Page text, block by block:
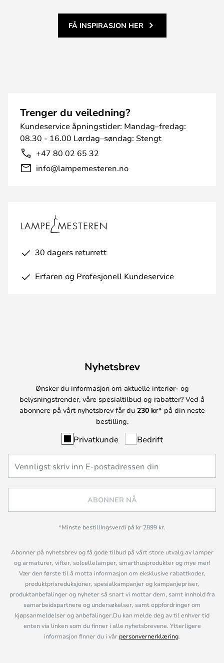
FÅ INSPIRASJON HER
Trenger du veiledning?
Kundeservice åpningstider: Mandag–fredag:
08.30 - 16.00 Lørdag–søndag: Stengt
+47 80 02 65 32
info@lampemesteren.no
30 dagers returrett
Erfaren og Profesjonell Kundeservice
Nyhetsbrev
Ønsker du informasjon om aktuelle interiør- og
belysningstrender, våre spesialtilbud og rabatter? Ved å
abonnere på vårt nyhetsbrev får du 230 kr* på din neste
bestilling.
Privatkunde Bedrift
ABONNER NÅ
*Minste bestillingsverdi på kr 2899 kr.
Abonner på nyhetsbrev og få gode tilbud på vårt store utvalg av lamper
og armaturer, vifter, solcellelamper, smarthusprodukter og mye mer!
Vær den første til å motta informasjon om eksklusive rabattkoder,
produktprisreduksjoner, spesialkampanjer og kampanjepriser,
produktanbefalinger og nyheter så snart vi mottar dem, samt innhold fra
samarbeidspartnere og undersøkelser, samt oppfordringer om
kjøpsanmeldelser og anbefalinger.Du kan melde deg av til enhver tid
enten via linken som du finner i alle nyhetsbrevene. Ytterligere
informasjon finner du i vår personvernerklæring.